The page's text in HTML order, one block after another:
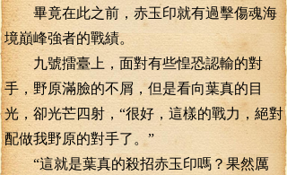
畢竟在此之前，赤玉印就有過擊傷魂海
境巔峰強者的戰績。
九號擂臺上，面對有些惶恐認輸的對
手，野原滿臉的不屑，但是看向葉真的目
光，卻光芒四射，“很好，這樣的戰力，絕對
配做我野原的對手了。”
“這就是葉真的殺招赤玉印嗎？果然厲